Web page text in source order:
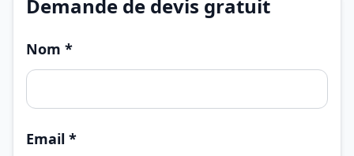
Demande de devis gratuit
Nom *
Email *